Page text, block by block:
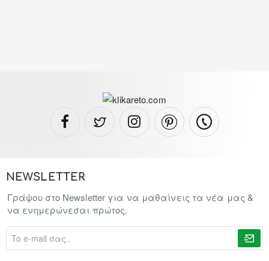
NEWSLETTER
Γράψου στο Newsletter για να μαθαίνεις τα νέα μας &
να ενημερώνεσαι πρώτος.